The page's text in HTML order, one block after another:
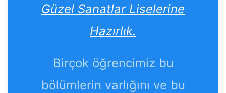
Güzel Sanatlar Liselerine
Hazırlık.
Birçok öğrencimiz bu
bölümlerin varlığını ve bu